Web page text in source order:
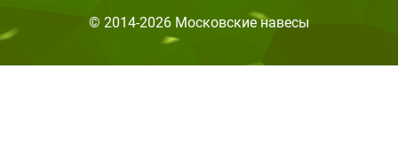
© 2014-2026 Московские навесы